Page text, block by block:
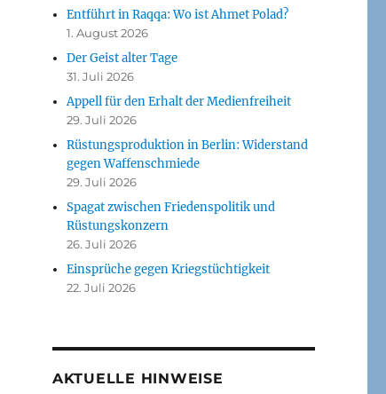
Entführt in Raqqa: Wo ist Ahmet Polad?
1. August 2026
Der Geist alter Tage
31. Juli 2026
Appell für den Erhalt der Medienfreiheit
29. Juli 2026
Rüstungsproduktion in Berlin: Widerstand
gegen Waffenschmiede
29. Juli 2026
Spagat zwischen Friedenspolitik und
Rüstungskonzern
26. Juli 2026
Einsprüche gegen Kriegstüchtigkeit
22. Juli 2026
AKTUELLE HINWEISE